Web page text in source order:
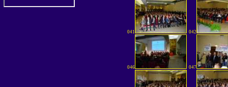
041 042
046 047